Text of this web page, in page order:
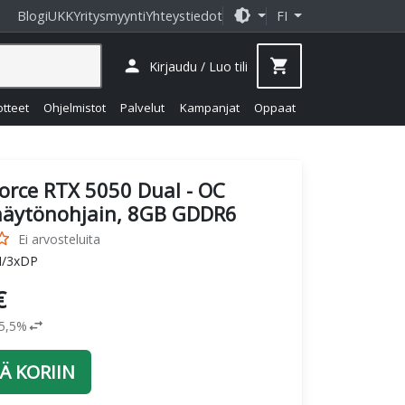
BlogiUKKYritysmyyntiYhteystiedot brightness_medium FI
Ohjelmistot Palvelut Kampanjat Oppaat
person Kirjaudu / Luo tili shopping_cart
RTX 5050 Dual - OC
8GB GDDR6
Ei arvosteluita
3xDP
swap_horiz
KORIIN